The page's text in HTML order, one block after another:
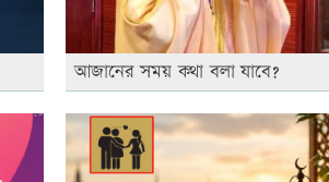
আজানের সময় কথা বলা যাবে?